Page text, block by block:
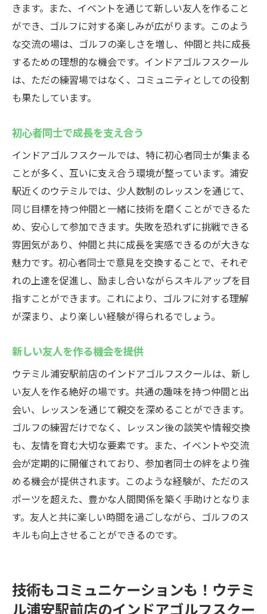
きます。また、イベントを通じて新しい友人を作ること
ができ、ゴルフに対する楽しみが広がります。このよう
な交流の場は、ゴルフの楽しさを増し、仲間と共に成長
するための理想的な機会です。インドアゴルフスクール
は、ただの練習場ではなく、コミュニティとしての役割
も果たしています。
初心者同士で成長を支え合う
インドアゴルフスクールでは、特に初心者同士が集まる
ことが多く、互いに支え合う環境が整っています。浦安
駅近くのウテミルでは、少人数制のレッスンを通じて、
同じ目標を持つ仲間と一緒に技術を磨くことができるた
め、安心して参加できます。失敗を恐れずに挑戦できる
雰囲気があり、仲間と共に成長を実感できるのが大きな
魅力です。初心者同士で意見を交換することで、それぞ
れの上達を促進し、励まし合いながらスキルアップを目
指すことができます。これにより、ゴルフに対する理解
が深まり、より楽しい経験が得られるでしょう。
新しい友人を作る機会を提供
ウテミル浦安駅前店のインドアゴルフスクールは、新し
い友人を作る絶好の場です。共通の趣味を持つ仲間と出
会い、レッスンを通じて親交を深めることができます。
ゴルフの練習だけでなく、レッスン後の談笑や情報交換
も、友情を育む大切な要素です。また、イベントや交流
会が定期的に開催されており、参加者同士の絆をより強
める機会が提供されます。このような経験が、ただのス
ポーツを超えた、豊かな人間関係を築く手助けとなりま
す。友人と共に楽しい時間を過ごしながら、ゴルフのス
キルも向上させることができるのです。
技術もコミュニケーションも！ウテミ
ル浦安駅前店のインドアゴルフスクー